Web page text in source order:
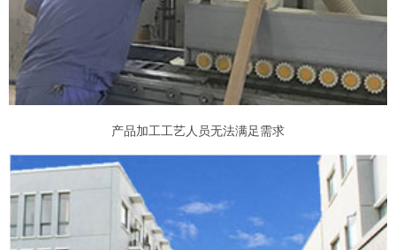
产品加工工艺人员无法满足需求